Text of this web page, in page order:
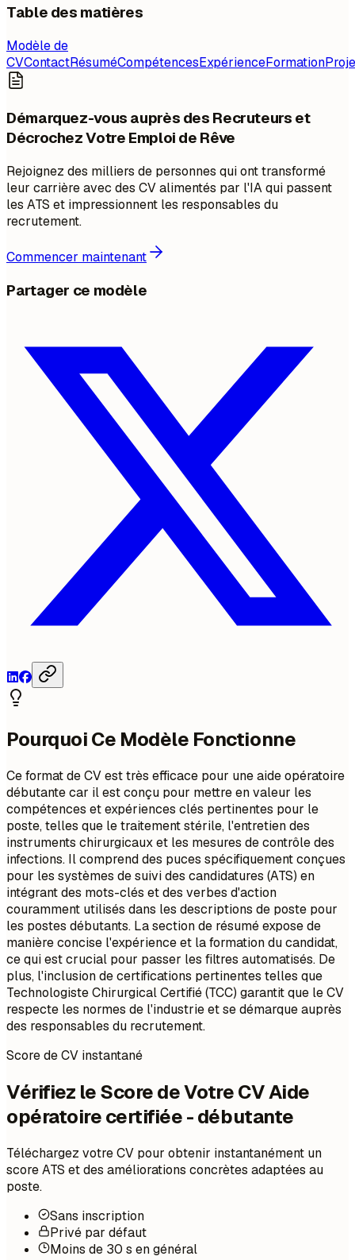
Table des matières
Modèle de
CVContactRésuméCompétencesExpérienceFormation
Démarquez-vous auprès des Recruteurs et
Décrochez Votre Emploi de Rêve
Rejoignez des milliers de personnes qui ont transformé
leur carrière avec des CV alimentés par l'IA qui passent
les ATS et impressionnent les responsables du
recrutement.
Commencer maintenant
Partager ce modèle
Pourquoi Ce Modèle Fonctionne
Ce format de CV est très efficace pour une aide opératoire
débutante car il est conçu pour mettre en valeur les
compétences et expériences clés pertinentes pour le
poste, telles que le traitement stérile, l'entretien des
instruments chirurgicaux et les mesures de contrôle des
infections. Il comprend des puces spécifiquement conçues
pour les systèmes de suivi des candidatures (ATS) en
intégrant des mots-clés et des verbes d'action
couramment utilisés dans les descriptions de poste pour
les postes débutants. La section de résumé expose de
manière concise l'expérience et la formation du candidat,
ce qui est crucial pour passer les filtres automatisés. De
plus, l'inclusion de certifications pertinentes telles que
Technologiste Chirurgical Certifié (TCC) garantit que le CV
respecte les normes de l'industrie et se démarque auprès
des responsables du recrutement.
Score de CV instantané
Vérifiez le Score de Votre CV Aide
opératoire certifiée - débutante
Téléchargez votre CV pour obtenir instantanément un
score ATS et des améliorations concrètes adaptées au
poste.
Sans inscription
Privé par défaut
Moins de 30 s en général